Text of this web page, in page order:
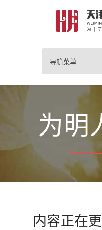
导航菜单
为明
内容正在